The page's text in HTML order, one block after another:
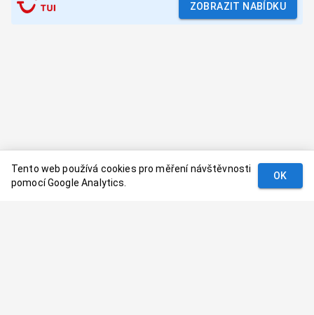
ZOBRAZIT NABÍDKU
Tento web používá cookies pro měření návštěvnosti
pomocí Google Analytics.
OK